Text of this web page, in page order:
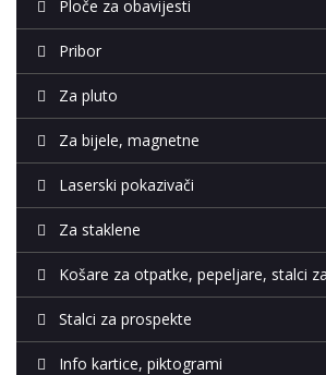
Ploče za obavijesti
Pribor
Za pluto
Za bijele, magnetne
Laserski pokazivači
Za staklene
Košare za otpatke, pepeljare, stalci
Stalci za prospekte
Info kartice, piktogrami